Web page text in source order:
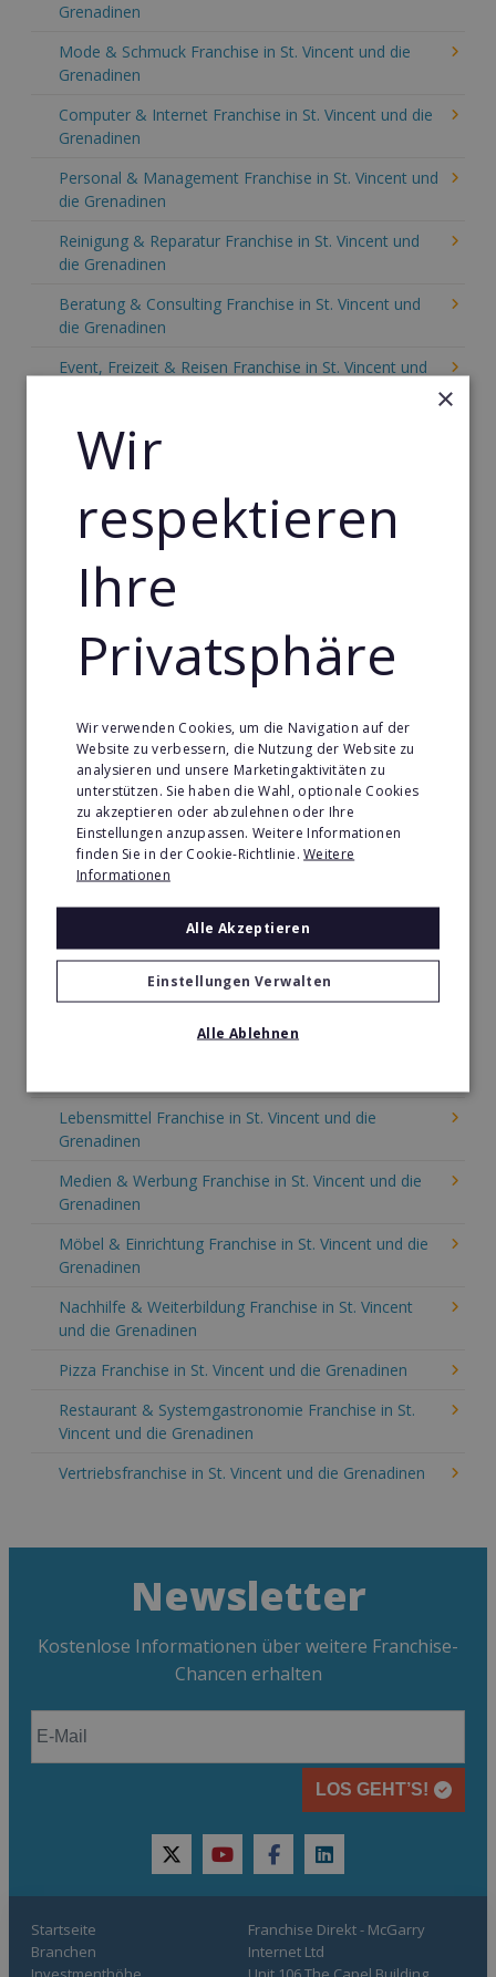
Grenadinen
Mode & Schmuck Franchise in St. Vincent und die
Grenadinen
Computer & Internet Franchise in St. Vincent und die
Grenadinen
Personal & Management Franchise in St. Vincent und
die Grenadinen
Reinigung & Reparatur Franchise in St. Vincent und
die Grenadinen
Beratung & Consulting Franchise in St. Vincent und
die Grenadinen
Event, Freizeit & Reisen Franchise in St. Vincent und
Einzelhandel Franchise in St. Vincent und die
Grenadinen
Gebäude & Haustechnik Franchise in St. Vincent und
die Grenadinen
Handwerk Franchise in St. Vincent und die Grenadinen
Dienstleistungsfranchise in St. Vincent und die
Telekommunikation Franchise in St. Vincent und die
Grenadinen
Gastronomie & Bringdienst Franchise in St. Vincent
und die Grenadinen
Sport Franchise in St. Vincent und die Grenadinen
Kaffee & Café Franchise in St. Vincent und die
Grenadinen
Tier- & Zoobedarf Franchise in St. Vincent und die
Grenadinen
Immobilien Franchise in St. Vincent und die
Lebensmittel Franchise in St. Vincent und die
Grenadinen
Medien & Werbung Franchise in St. Vincent und die
Grenadinen
Möbel & Einrichtung Franchise in St. Vincent und die
Grenadinen
Nachhilfe & Weiterbildung Franchise in St. Vincent
und die Grenadinen
Pizza Franchise in St. Vincent und die Grenadinen
Restaurant & Systemgastronomie Franchise in St.
Vincent und die Grenadinen
Vertriebsfranchise in St. Vincent und die Grenadinen
Newsletter
Kostenlose Informationen über weitere Franchise-
Chancen erhalten
LOS GEHT’S!
twitteryoutubefacebooklinkedin
Startseite
Branchen
Franchise Direkt - McGarry
Internet Ltd
×
Wir
respektieren
Ihre
Privatsphäre
Wir verwenden Cookies, um die Navigation auf der
Website zu verbessern, die Nutzung der Website zu
analysieren und unsere Marketingaktivitäten zu
unterstützen. Sie haben die Wahl, optionale Cookies
zu akzeptieren oder abzulehnen oder Ihre
Einstellungen anzupassen. Weitere Informationen
finden Sie in der Cookie-Richtlinie.Weitere
Informationen
Alle Akzeptieren
Einstellungen Verwalten
Alle Ablehnen